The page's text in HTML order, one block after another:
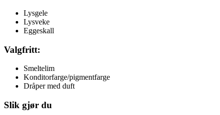
Lysgele
Lysveke
Eggeskall
Valgfritt:
Smeltelim
Konditorfarge/pigmentfarge
Dråper med duft
Slik gjør du